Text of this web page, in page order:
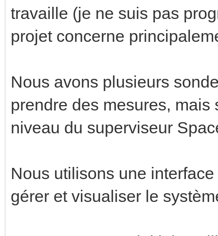
travaille (je ne suis pas
projet concerne
Nous avons plusieurs
prendre des mesures,
niveau du superviseur
Nous utilisons une
gérer et visualiser le